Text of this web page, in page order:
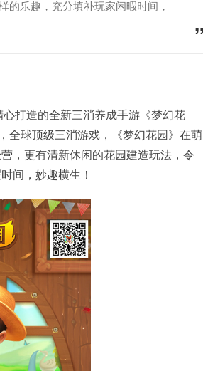
的乐趣，充分填补玩家闲暇时间，
打造的全新三消养成手游《梦幻花
全球顶级三消游戏，《梦幻花园》在萌
，更有清新休闲的花园建造玩法，令
间，妙趣横生！